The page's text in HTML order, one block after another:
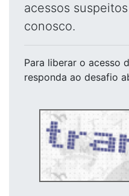
acessos
conosco.
Para liberar o acesso
responda ao desafio